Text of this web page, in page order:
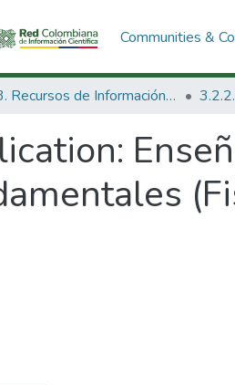
Communities &
3. Recursos de Información Científica y Tecnológica